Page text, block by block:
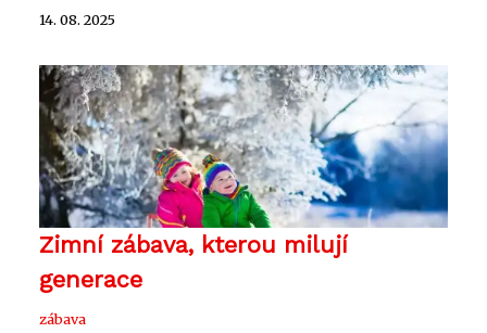
14. 08. 2025
Zimní zábava, kterou milují
generace
zábava